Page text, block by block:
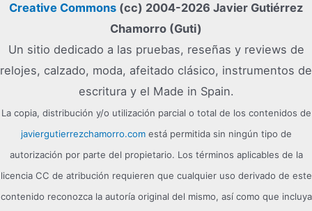
Creative Commons (cc) 2004-2026 Javier Gutiérrez
Chamorro (Guti)
Un sitio dedicado a las pruebas, reseñas y reviews de
relojes, calzado, moda, afeitado clásico, instrumentos de
escritura y el Made in Spain.
La copia, distribución y/o utilización parcial o total de los contenidos de
javiergutierrezchamorro.comestá permitida sin ningún tipo de
autorización por parte del propietario. Los términos aplicables de la
licencia CC de atribución requieren que cualquier uso derivado de este
contenido reconozca la autoría original del mismo, así como que incluya